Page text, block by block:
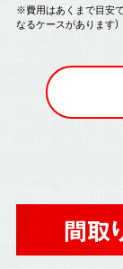
※費用はあくまで目安
なるケースがあります）
間取